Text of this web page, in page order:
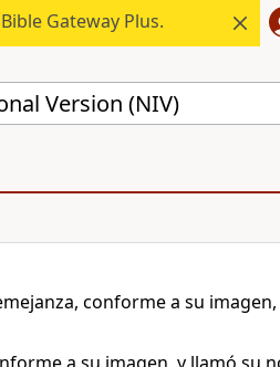
Gateway Plus.
Version (NIV)
conforme a su